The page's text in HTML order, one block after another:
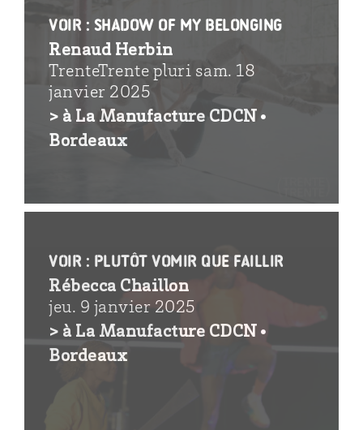
voir : Shadow of my belonging
Renaud Herbin
TrenteTrente pluri sam. 18
janvier 2025
> à La Manufacture CDCN•
Bordeaux
voir : Plutôt vomir que faillir
Rébecca Chaillon
jeu. 9 janvier 2025
> à La Manufacture CDCN•
Bordeaux